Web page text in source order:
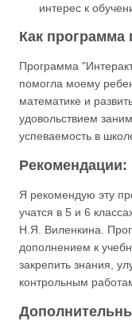
интерес к
Как программа
Программа
помогла моему
математике и
удовольствием
успеваемость в
Рекомендации:
Я рекомендую эту
учатся в 5 и 6
Н.Я. Виленкина.
дополнением к
закрепить знания,
контрольным